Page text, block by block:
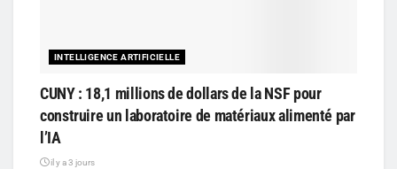
INTELLIGENCE ARTIFICIELLE
CUNY : 18,1 millions de dollars de la NSF pour
construire un laboratoire de matériaux alimenté par
l’IA
il y a 3 jours